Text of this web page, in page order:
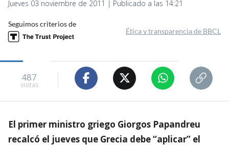
Jueves 03 noviembre de 2011 | Publicado a las 14:21
Seguimos criterios de
Ética y transparencia de BBCL
487
visitas
El primer ministro griego Giorgos Papandreu
recalcó el jueves que Grecia debe “aplicar” el